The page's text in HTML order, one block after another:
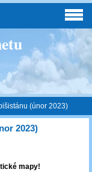
(únor 2023)
2023)
mapy!